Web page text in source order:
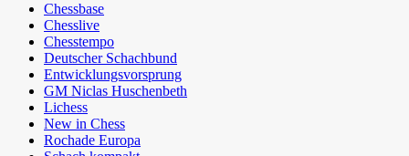
Chessbase
Chesslive
Chesstempo
Deutscher Schachbund
Entwicklungsvorsprung
GM Niclas Huschenbeth
Lichess
New in Chess
Rochade Europa